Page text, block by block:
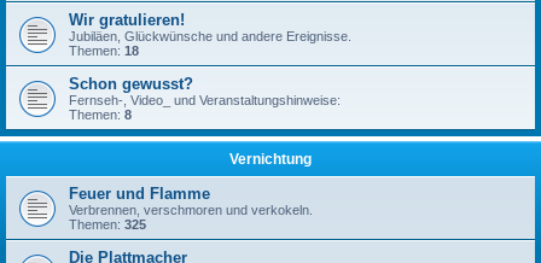
Wir gratulieren!
Jubiläen, Glückwünsche und andere Ereignisse.
Themen: 18
Schon gewusst?
Fernseh-, Video_ und Veranstaltungshinweise:
Themen: 8
Vernichtung
Feuer und Flamme
Verbrennen, verschmoren und verkokeln.
Themen: 325
Die Plattmacher